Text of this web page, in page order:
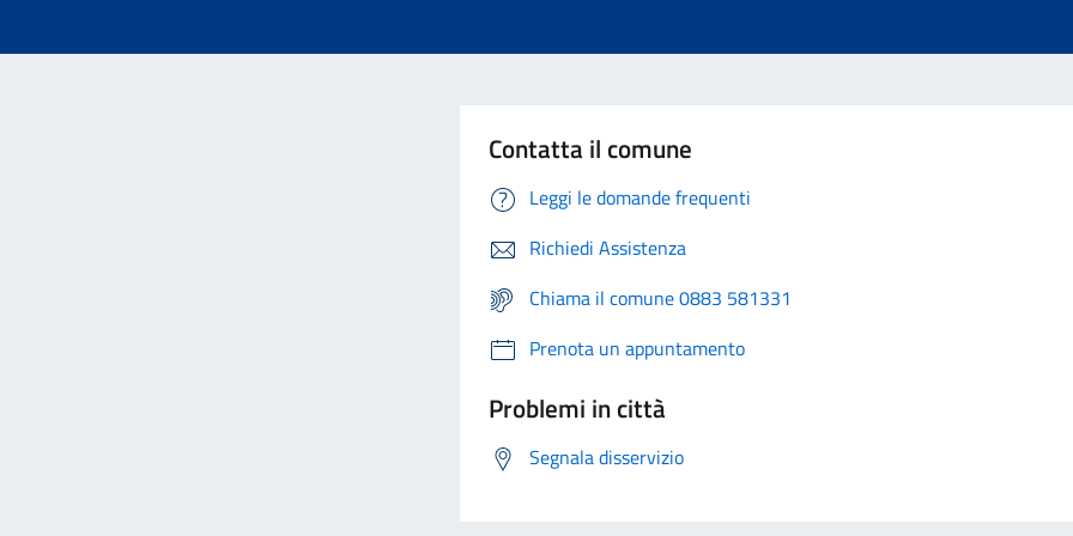
Contatta il comune
Leggi le domande frequenti
Richiedi Assistenza
Chiama il comune 0883 581331
Prenota un appuntamento
Problemi in città
Segnala disservizio